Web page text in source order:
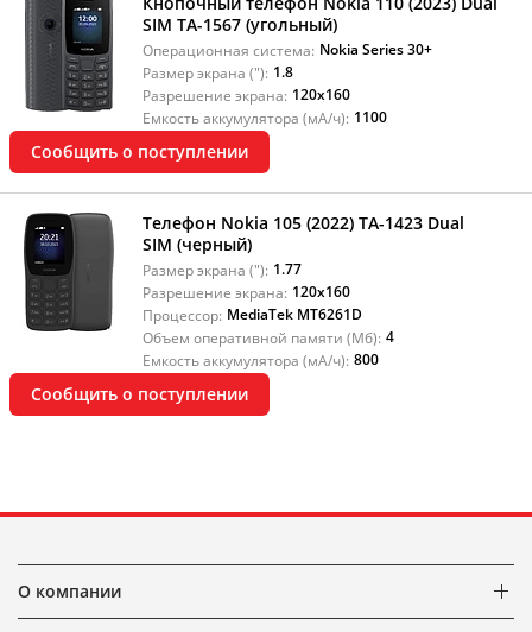
SIM TA-1567 (угольный)
Операционная система: Nokia Series 30+
Размер экрана ("): 1.8
Разрешение экрана: 120x160
Емкость аккумулятора (мА/ч): 1100
Сообщить о поступлении
Телефон Nokia 105 (2022) TA-1423 Dual
SIM (черный)
Размер экрана ("): 1.77
Разрешение экрана: 120x160
Процессор: MediaTek MT6261D
Объем оперативной памяти (Мб): 4
Емкость аккумулятора (мА/ч): 800
Сообщить о поступлении
О компании